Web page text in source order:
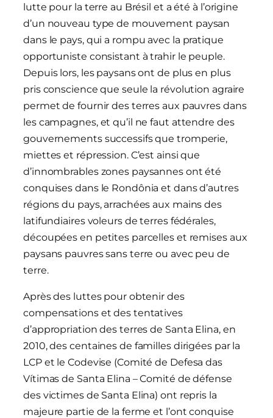
lutte pour la terre au Brésil et a été à l’origine
d’un nouveau type de mouvement paysan
dans le pays, qui a rompu avec la pratique
opportuniste consistant à trahir le peuple.
Depuis lors, les paysans ont de plus en plus
pris conscience que seule la révolution agraire
permet de fournir des terres aux pauvres dans
les campagnes, et qu’il ne faut attendre des
gouvernements successifs que tromperie,
miettes et répression. C’est ainsi que
d’innombrables zones paysannes ont été
conquises dans le Rondônia et dans d’autres
régions du pays, arrachées aux mains des
latifundiaires voleurs de terres fédérales,
découpées en petites parcelles et remises aux
paysans pauvres sans terre ou avec peu de
terre.
Après des luttes pour obtenir des
compensations et des tentatives
d’appropriation des terres de Santa Elina, en
2010, des centaines de familles dirigées par la
LCP et le Codevise (Comité de Defesa das
Vítimas de Santa Elina – Comité de défense
des victimes de Santa Elina) ont repris la
majeure partie de la ferme et l’ont conquise